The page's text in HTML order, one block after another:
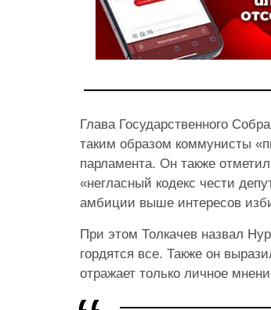
Глава Государственного
таким образом коммунисты
парламента. Он также
«негласный кодекс чести
амбиции выше интересов
При этом Толкачев назвал
гордятся все. Также он
отражает только личное